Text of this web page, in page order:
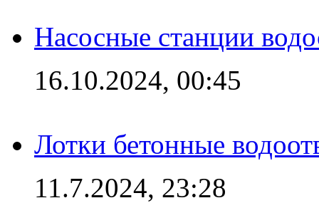
Насосные станции
16.10.2024, 00:45
Лотки бетонные
11.7.2024, 23:28